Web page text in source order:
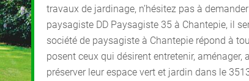
travaux de jardinage, n’hésitez pas à
paysagiste DD Paysagiste 35 à Chantepie, il
société de paysagiste à Chantepie répond à
posent ceux qui désirent entretenir, aménager,
préserver leur espace vert et jardin dans le